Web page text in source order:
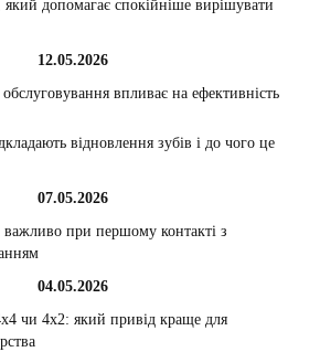
який допомагає спокійніше вирішувати
12.05.2026
впливає на ефективність
відновлення зубів і до чого це
07.05.2026
при першому контакті з
04.05.2026
чи 4х2: який привід краще для